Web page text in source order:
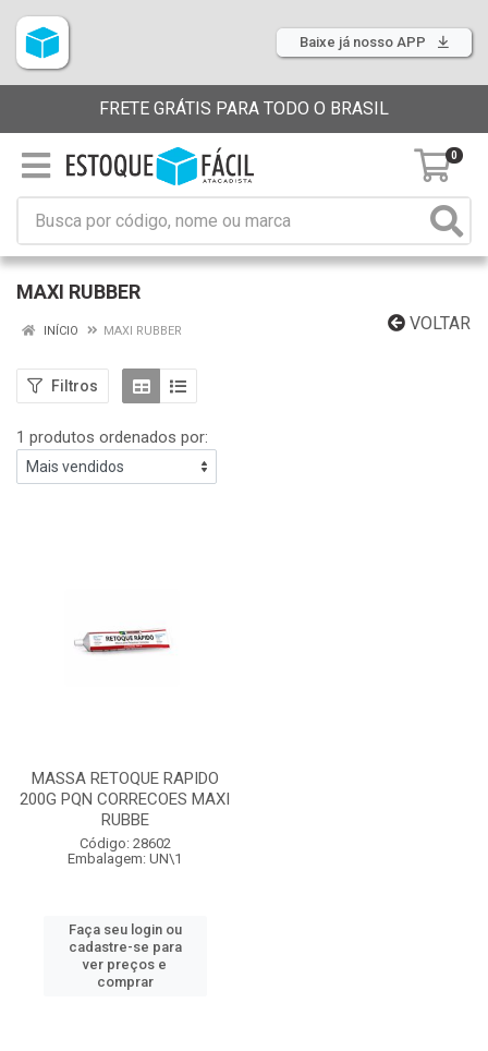
Baixe já nosso APP
FRETE GRÁTIS PARA TODO O BRASIL
0
MAXI RUBBER
VOLTAR
INÍCIO MAXI RUBBER
Filtros
1 produtos ordenados por:
MASSA RETOQUE RAPIDO
200G PQN CORRECOES MAXI
RUBBE
Código: 28602
Embalagem: UN\1
Faça seu login ou
cadastre-se para
ver preços e
comprar